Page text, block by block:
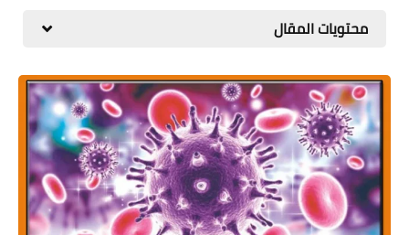
اقتصاد
سيارات
علوم وتكنولوجيا
تعليم
محتويات المقال